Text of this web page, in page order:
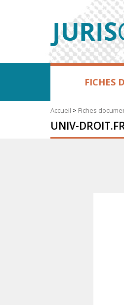
FICHES
Accueil > Fiches
UNIV-